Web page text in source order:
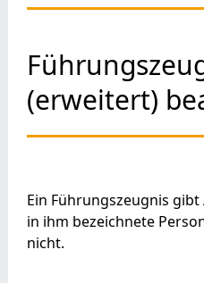
(erweitert)
Ein Führungszeugnis
in ihm bezeichnete
nicht.